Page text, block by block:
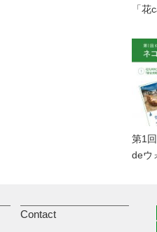
「花
第1
deウ
Contact